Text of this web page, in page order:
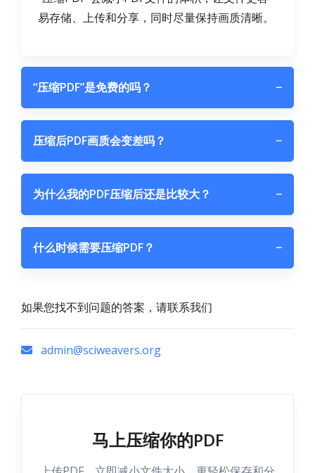
易存储、上传和分享，同时尽量保持画质清晰。
“压缩PDF”是免费的吗？ −
压缩后PDF画质会变差吗？ −
为什么我的PDF压缩后还是比较大？ −
什么时候需要压缩PDF？ −
如果您找不到问题的答案，请联系我们
admin@sciweavers.org
马上压缩你的PDF